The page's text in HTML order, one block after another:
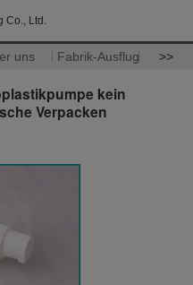
Co., Ltd.
uns Fabrik-Ausflug >>
kein
Verpacken